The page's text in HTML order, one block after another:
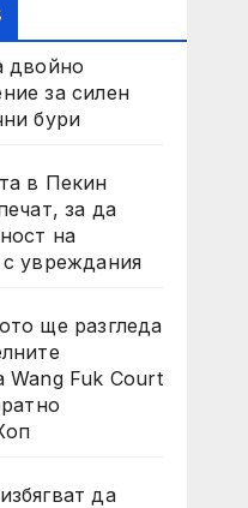
двойно
за силен
бури
в Пекин
за да
на
увреждания
ще разгледа
Wang Fuk Court
да